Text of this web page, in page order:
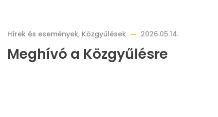
Hírek és események, Közgyűlések 2026.05.14.
Meghívó a Közgyűlésre